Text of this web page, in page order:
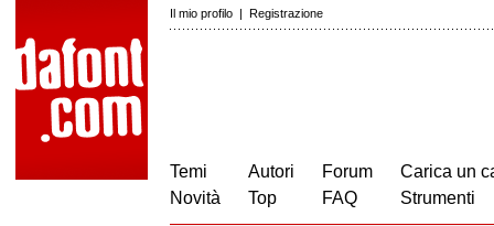
Il mio profilo | Registrazione
Temi
Novità
Autori
Top
Forum
FAQ
Carica un
Strumenti